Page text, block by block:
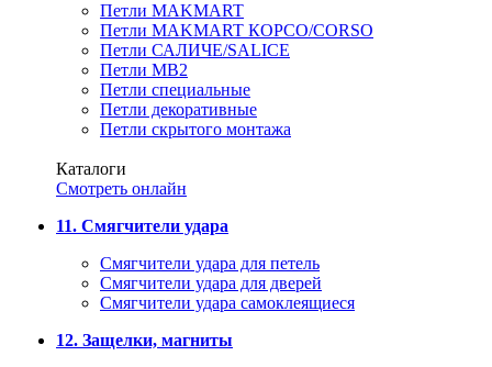
Петли MAKMART
Петли MAKMART КОРСО/CORSO
Петли САЛИЧЕ/SALICE
Петли MB2
Петли специальные
Петли декоративные
Петли скрытого монтажа
Каталоги
Смотреть онлайн
11. Смягчители удара
Смягчители удара для петель
Смягчители удара для дверей
Cмягчители удара самоклеящиеся
12. Защелки, магниты